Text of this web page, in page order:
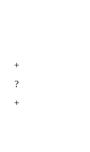
+
?
+